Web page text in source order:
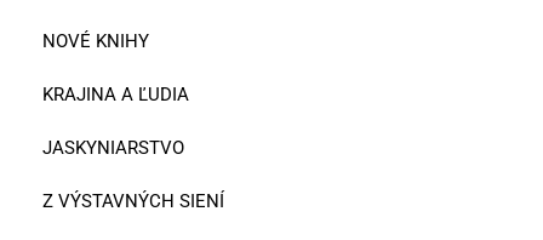
NOVÉ KNIHY
KRAJINA A ĽUDIA
JASKYNIARSTVO
Z VÝSTAVNÝCH SIENÍ